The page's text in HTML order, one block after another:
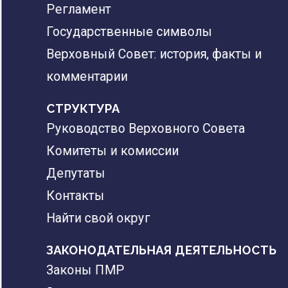
Регламент
Государственные символы
Верховный Совет: история, факты и
комментарии
CТРУКТУРА
Руководство Верховного Совета
Комитеты и комиссии
Депутаты
Контакты
Найти свой округ
ЗАКОНОДАТЕЛЬНАЯ ДЕЯТЕЛЬНОСТЬ
Законы ПМР